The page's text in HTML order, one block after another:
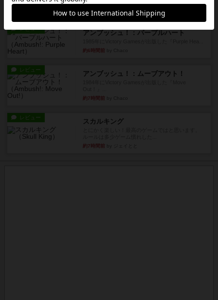
by Chaco
レビュー アンブッシュ！：パープルハート
約6時間前
レビュー アンブッシュ！：ムーブアウト！
約7時間前
レビュー スカルキング
約7時間前